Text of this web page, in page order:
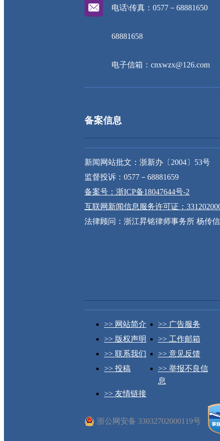
电话\传真：0577－68881650
68881658
电子信箱：cnxwzx@126.com
备案信息
新闻网站批文：浙新办〔2004〕53号
监督投诉：0577－68881659
备案号：浙ICP备18047644号-2
互联网新闻信息服务许可证：
法律顾问：浙江昇铭律师事务所 杨传
>> 网站简介
>> 广告服务
>> 版权声明
>> 工作邮箱
>> 联系我们
>> 意见反馈
>> 投稿
>> 举报不良信
息
>> 友情链接
浙公网安备 33032702000119号